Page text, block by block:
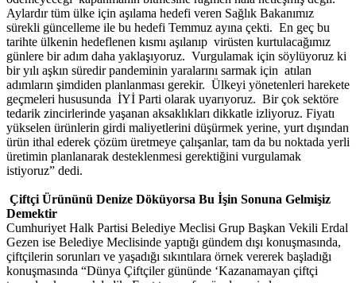
Aylardır tüm ülke için aşılama hedefi veren Sağlık Bakanımız
sürekli güncelleme ile bu hedefi Temmuz ayına çekti. En geç bu
tarihte ülkenin hedeflenen kısmı aşılanıp virüsten kurtulacağımız
günlere bir adım daha yaklaşıyoruz. Vurgulamak için söylüyoruz ki
bir yılı aşkın süredir pandeminin yaralarını sarmak için atılan
adımların şimdiden planlanması gerekir. Ülkeyi yönetenleri harekete
geçmeleri hususunda İYİ Parti olarak uyarıyoruz. Bir çok sektöre
tedarik zincirlerinde yaşanan aksaklıkları dikkatle izliyoruz. Fiyatı
yükselen ürünlerin girdi maliyetlerini düşürmek yerine, yurt dışından
ürün ithal ederek çözüm üretmeye çalışanlar, tam da bu noktada yerli
üretimin planlanarak desteklenmesi gerektiğini vurgulamak
istiyoruz” dedi.
Çiftçi Ürününü Denize Döküyorsa Bu İşin Sonuna Gelmişiz
Demektir
Cumhuriyet Halk Partisi Belediye Meclisi Grup Başkan Vekili Erdal
Gezen ise Belediye Meclisinde yaptığı gündem dışı konuşmasında,
çiftçilerin sorunları ve yaşadığı sıkıntılara örnek vererek başladığı
konuşmasında “Dünya Çiftçiler gününde ‘Kazanamayan çiftçi